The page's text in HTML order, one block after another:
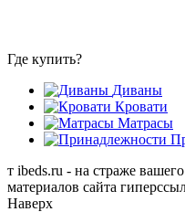
Где купить?
Диваны
Кровати
Матрасы
т ibeds.ru - на страже
материалов сайта
Наверх